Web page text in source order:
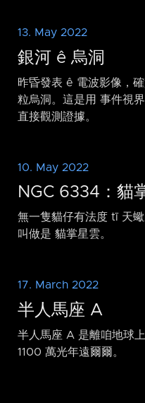
13. May 2022
銀河 ê 烏洞
昨昏發表 ê 電波影像，
粒烏洞。這是用 事件視
直接觀測證據。
10. May 2022
NGC 6334：貓
無一隻貓仔有法度 tī 天
叫做是 貓掌星雲。
17. March 2022
半人馬座 A
半人馬座 A 是離咱地球
1100 萬光年遠爾爾。